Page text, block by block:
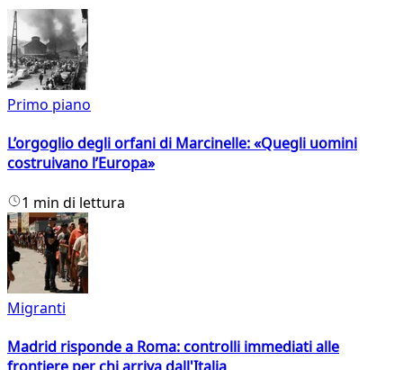
Primo piano
L’orgoglio degli orfani di Marcinelle: «Quegli uomini
costruivano l’Europa»
1 min di lettura
Migranti
Madrid risponde a Roma: controlli immediati alle